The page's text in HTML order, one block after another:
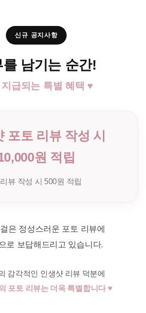
신규 공지사항
를 남기는 순간!
지급되는 특별 혜택 ♥
포토 리뷰 작성 시
원 적립
뷰 작성 시 500원 적립
은 정성스러운 포토 리뷰에
으로 보답해드리고 있습니다.
감각적인 인생샷 리뷰 덕분에
포토 리뷰는 더욱 특별합니다 ♥